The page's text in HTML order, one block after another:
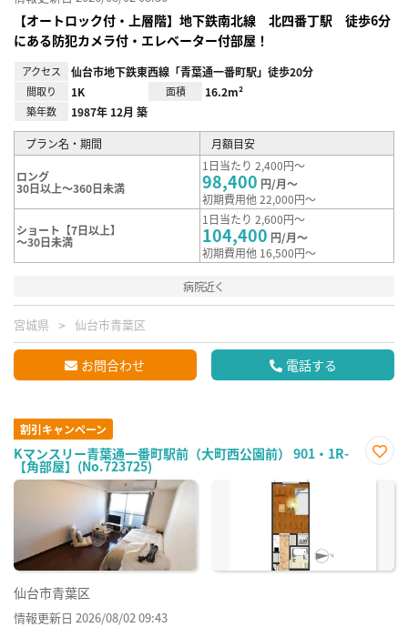
【オートロック付・上層階】地下鉄南北線 北四番丁駅 徒歩6分
にある防犯カメラ付・エレベーター付部屋！
アクセス 仙台市地下鉄東西線「青葉通一番町駅」徒歩20分
間取り 1K 面積 16.2m²
築年数 1987年 12月 築
プラン名・期間 月額目安
ロング
30日以上～360日未満
1日当たり 2,400円～
98,400 円/月～
初期費用他 22,000円～
ショート【7日以上】
～30日未満
1日当たり 2,600円～
104,400 円/月～
初期費用他 16,500円～
病院近く
宮城県 仙台市青葉区
お問合わせ 電話する
割引キャンペーン
Kマンスリー青葉通一番町駅前（大町西公園前） 901・1R-
【角部屋】(No.723725)
に入
仙台市青葉区
情報更新日 2026/08/02 09:43